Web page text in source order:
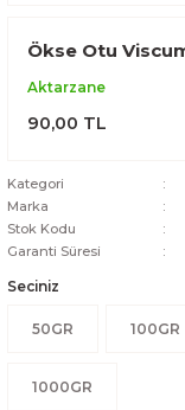
Ökse Otu
Aktarzane
90,00 TL
Kategori
Marka
Stok Kodu
Garanti Süresi
Seciniz
50GR 100GR
1000GR